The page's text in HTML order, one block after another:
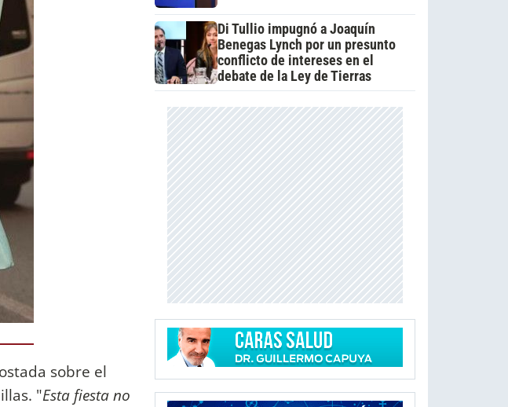
sobre el
"Esta fiesta no
Di Tullio impugnó a Joaquín
Benegas Lynch por un presunto
conflicto de intereses en el
debate de la Ley de Tierras